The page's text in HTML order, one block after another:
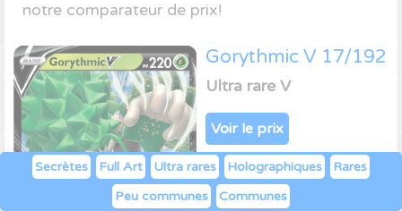
notre comparateur de prix!
Gorythmic V 17/192
Ultra rare V
Voir le prix
Secrètes Full Art Ultra rares Holographiques
Rares
Peu communes
Communes